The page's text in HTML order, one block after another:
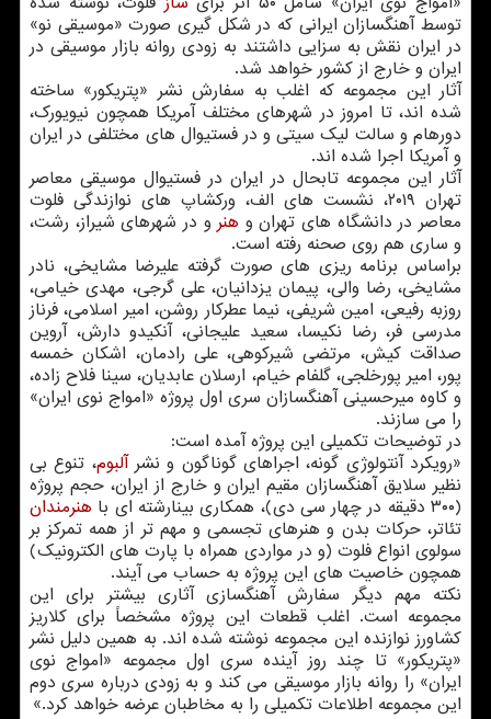
توسط آهنگسازان ایرانی که در شکل گیری صورت «موسیقی نو»
در ایران نقش به سزایی داشتند به زودی روانه بازار موسیقی در
ایران و خارج از کشور خواهد شد.
آثار این مجموعه که اغلب به سفارش نشر «پتریکور» ساخته
شده اند، تا امروز در شهرهای مختلف آمریکا همچون نیویورک،
دورهام و سالت لیک سیتی و در فستیوال های مختلفی در ایران
و آمریکا اجرا شده اند.
آثار این مجموعه تابحال در ایران در فستیوال موسیقی معاصر
تهران ۲۰۱۹، نشست های الف، ورکشاپ های نوازندگی فلوت
معاصر در دانشگاه های تهران و هنر و در شهرهای شیراز، رشت،
و ساری هم روی صحنه رفته است.
براساس برنامه ریزی های صورت گرفته علیرضا مشایخی، نادر
مشایخی، رضا والی، پیمان یزدانیان، علی گرجی، مهدی خیامی،
روزبه رفیعی، امین شریفی، نیما عطرکار روشن، امیر اسلامی، فرناز
مدرسی فر، رضا نکیسا، سعید علیجانی، آنکیدو دارش، آروین
صداقت کیش، مرتضی شیرکوهی، علی رادمان، اشکان خمسه
پور، امیر پورخلجی، گلفام خیام، ارسلان عابدیان، سینا فلاح زاده،
و کاوه میرحسینی آهنگسازان سری اول پروژه «امواج نوی ایران»
را می سازند.
در توضیحات تکمیلی این پروژه آمده است:
«رویکرد آنتولوژی گونه، اجراهای گوناگون و نشرآلبوم، تنوع بی
نظیر سلایق آهنگسازان مقیم ایران و خارج از ایران، حجم پروژه
(۳۰۰ دقیقه در چهار سی دی)، همکاری بینارشته ای با
هنرمندان
تئاتر، حرکات بدن و هنرهای تجسمی و مهم تر از همه تمرکز بر
سولوی انواع فلوت (و در مواردی همراه با پارت های الکترونیک)
همچون خاصیت های این پروژه به حساب می آیند.
نکته مهم دیگر سفارش آهنگسازی آثاری بیشتر برای این
مجموعه است. اغلب قطعات این پروژه مشخصاً برای کلاریز
کشاورز نوازنده این مجموعه نوشته شده اند. به همین دلیل نشر
«پتریکور» تا چند روز آینده سری اول مجموعه «امواج نوی
ایران» را روانه بازار موسیقی می کند و به زودی درباره سری دوم
این مجموعه اطلاعات تکمیلی را به مخاطبان عرضه خواهد کرد.»